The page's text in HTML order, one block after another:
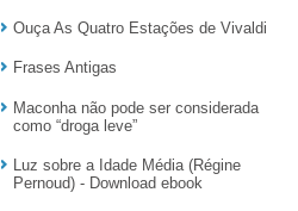
Ouça As Quatro Estações de Vivaldi
Frases Antigas
Maconha não pode ser considerada
como “droga leve”
Luz sobre a Idade Média (Régine
Pernoud) - Download ebook